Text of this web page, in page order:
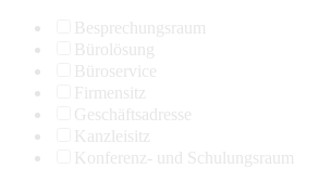
Besprechungsraum
Bürolösung
Büroservice
Firmensitz
Geschäftsadresse
Kanzleisitz
Konferenz- und Schulungsraum